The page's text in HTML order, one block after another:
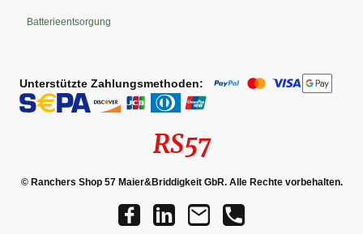
Batterieentsorgung
Unterstützte Zahlungsmethoden:
RS57
© Ranchers Shop 57 Maier&Briddigkeit GbR. Alle Rechte vorbehalten.